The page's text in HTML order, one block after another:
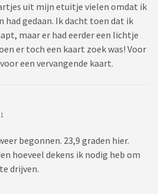
uit mijn etuitje vielen omdat ik
had gedaan. Ik dacht toen dat ik
maar er had eerder een lichtje
er toch een kaart zoek was! Voor
een vervangende kaart.
begonnen. 23,9 graden hier.
hoeveel dekens ik nodig heb om
drijven.